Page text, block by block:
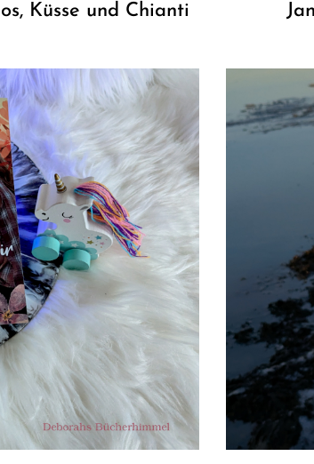
Küsse und Chianti